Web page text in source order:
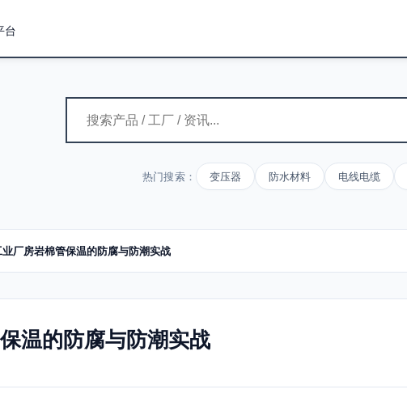
台
热门搜索： 变压器 防水材料 电线电缆
业厂房岩棉管保温的防腐与防潮实战
温的防腐与防潮实战